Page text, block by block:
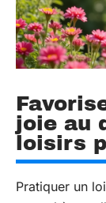
joie au
loisirs
Pratiquer un